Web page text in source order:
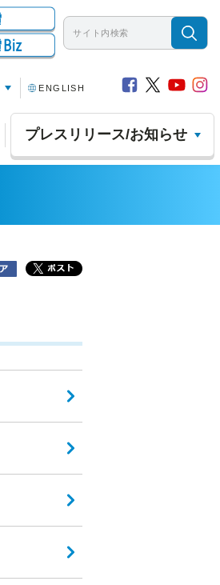
ENGLISH
プレスリリース/お知らせ